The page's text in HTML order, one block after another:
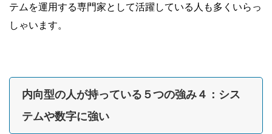
テムを運用する専門家として活躍している人も多くいらっ
しゃいます。
内向型の人が持っている５つの強み４：シス
テムや数字に強い